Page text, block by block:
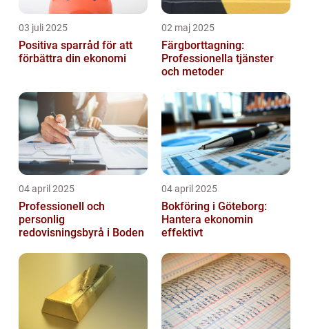
03 juli 2025
Positiva sparråd för att
förbättra din ekonomi
02 maj 2025
Färgborttagning:
Professionella tjänster
och metoder
04 april 2025
Professionell och
personlig
redovisningsbyrå i Boden
04 april 2025
Bokföring i Göteborg:
Hantera ekonomin
effektivt